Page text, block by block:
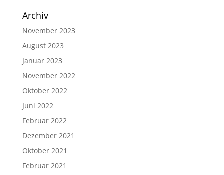
Archiv
November 2023
August 2023
Januar 2023
November 2022
Oktober 2022
Juni 2022
Februar 2022
Dezember 2021
Oktober 2021
Februar 2021